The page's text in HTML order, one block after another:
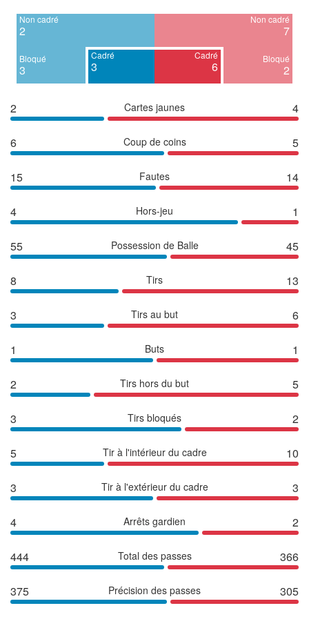
Non cadré
2
Bloqué
3
Cadré
3
Cadré
6
Non cadré
7
Bloqué
2
2 Cartes jaunes 4
6 Coup de coins 5
15 Fautes 14
4 Hors-jeu 1
55 Possession de Balle 45
8 Tirs 13
3 Tirs au but 6
1 Buts 1
2 Tirs hors du but 5
3 Tirs bloqués 2
5 Tir à l'intérieur du cadre 10
3 Tir à l'extérieur du cadre 3
4 Arrêts gardien 2
444 Total des passes 366
375 Précision des passes 305